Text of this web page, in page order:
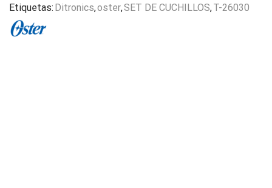
Etiquetas: Ditronics,oster,SET DE CUCHILLOS,T-26030